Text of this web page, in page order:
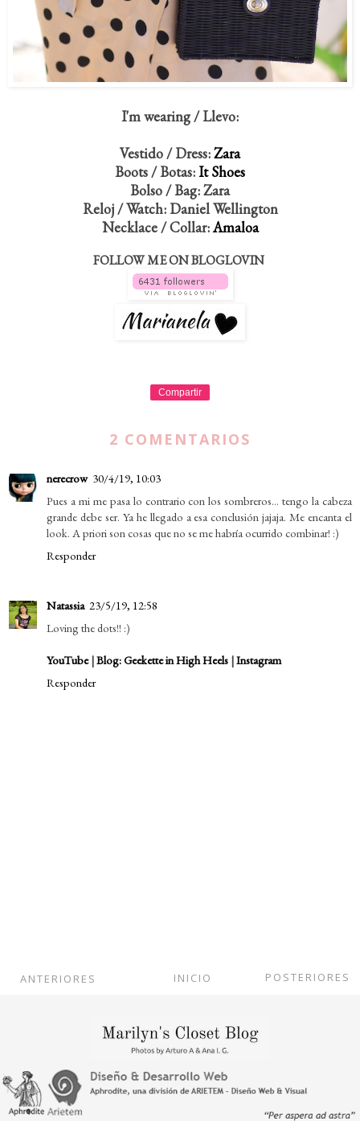
I'm wearing / Llevo:
Vestido / Dress:Zara
Boots / Botas: It Shoes
Bolso / Bag: Zara
Reloj / Watch: Daniel Wellington
Necklace / Collar:Amaloa
FOLLOW ME ON BLOGLOVIN
Compartir
2 COMENTARIOS
nerecrow 30/4/19, 10:03
Pues a mi me pasa lo contrario con los sombreros... tengo la cabeza
grande debe ser. Ya he llegado a esa conclusión jajaja. Me encanta el
look. A priori son cosas que no se me habría ocurrido combinar! :)
Responder
Natassia 23/5/19, 12:58
Loving the dots!! :)
YouTube|Blog: Geekette in High Heels |Instagram
Responder
POSTERIORES
INICIO
ANTERIORES